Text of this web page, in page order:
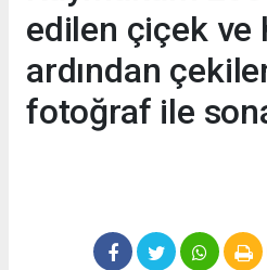
edilen çiçek ve
ardından
fotoğraf ile